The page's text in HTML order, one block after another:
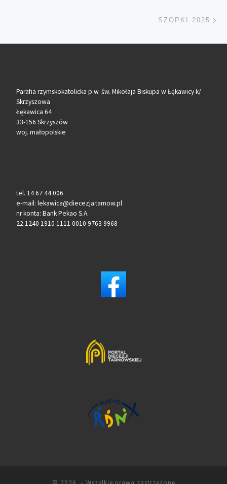
SZOPKI 2025
Parafia rzymskokatolicka p.w. św. Mikołaja Biskupa w Łękawicy k/
Skrzyszowa
Łękawica 64
33-156 Skrzyszów
woj. małopolskie
tel. 14 67 44 006
e-mail: lekawica@diecezja.tarnow.pl
nr konta: Bank Pekao S.A.
22 1240 1910 1111 0010 9763 9968